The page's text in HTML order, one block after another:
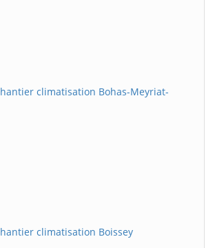
climatisation Bohas-Meyriat-
climatisation Boissey